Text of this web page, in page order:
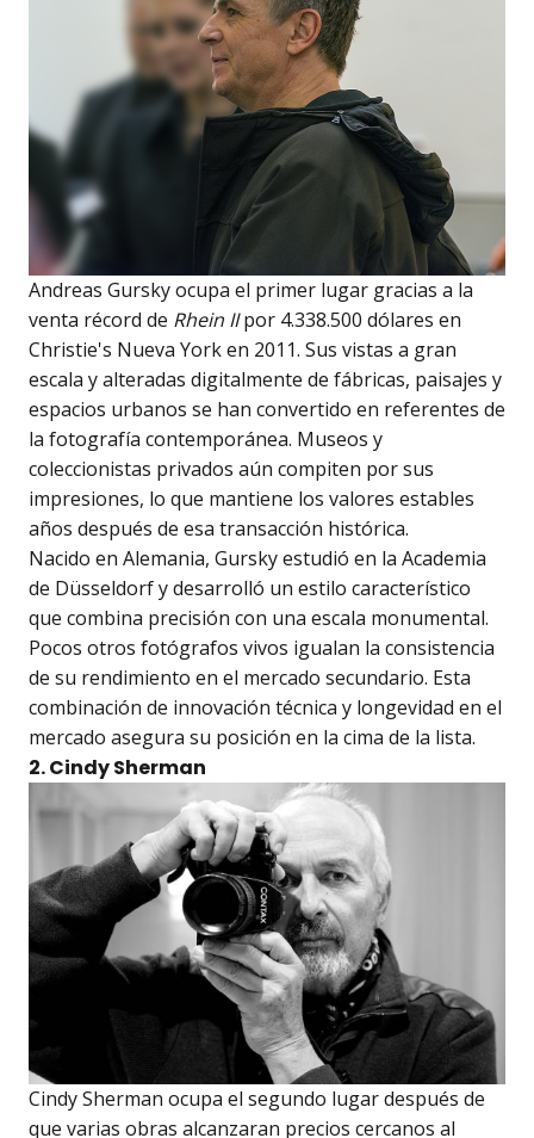
Andreas Gursky ocupa el primer lugar gracias a la
venta récord de Rhein IIpor 4.338.500 dólares en
Christie's Nueva York en 2011. Sus vistas a gran
escala y alteradas digitalmente de fábricas, paisajes y
espacios urbanos se han convertido en referentes de
la fotografía contemporánea. Museos y
coleccionistas privados aún compiten por sus
impresiones, lo que mantiene los valores estables
años después de esa transacción histórica.
Nacido en Alemania, Gursky estudió en la Academia
de Düsseldorf y desarrolló un estilo característico
que combina precisión con una escala monumental.
Pocos otros fotógrafos vivos igualan la consistencia
de su rendimiento en el mercado secundario. Esta
combinación de innovación técnica y longevidad en el
mercado asegura su posición en la cima de la lista.
2. Cindy Sherman
Cindy Sherman ocupa el segundo lugar después de
que varias obras alcanzaran precios cercanos al